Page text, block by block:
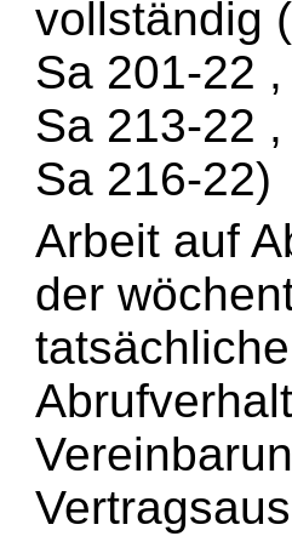
vollständig
Sa 201-22
Sa 213-22
Sa 216-22)
Arbeit auf
der